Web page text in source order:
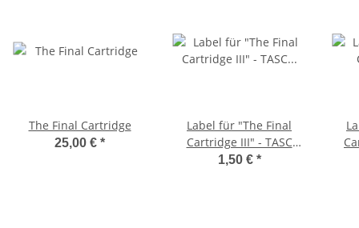
The Final Cartridge
25,00 € *
Label für "The Final
Cartridge III" - TASC
(Replikat)
1,50 € *